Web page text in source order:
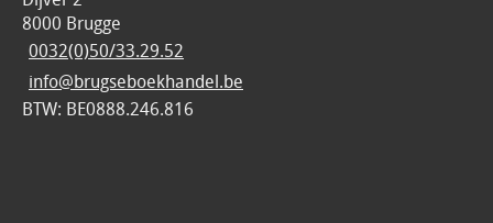
8000 Brugge
0032(0)50/33.29.52
info@brugseboekhandel.be
BTW: BE0888.246.816